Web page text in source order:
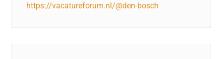
https://vacatureforum.nl/@den-bosch